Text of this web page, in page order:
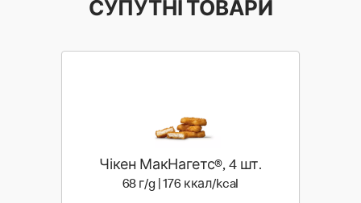
СУПУТНІ ТОВАРИ
Чікен МакНагетс®, 4 шт.
68 г/g | 176 ккал/kcal